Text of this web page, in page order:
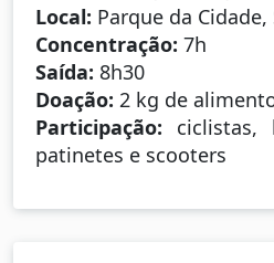
Local: Parque da Cidade,
Concentração: 7h
Saída: 8h30
Doação: 2 kg de
Participação: ciclistas,
patinetes e scooters